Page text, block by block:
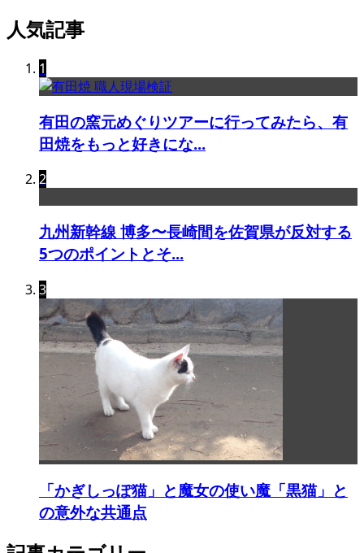
人気記事
1
有田の窯元めぐりツアーに行ってみたら、有
田焼をもっと好きにな...
2
九州新幹線 博多〜長崎間を佐賀県が反対する
5つのポイントとそ...
3
「かぎしっぽ猫」と魔女の使い魔「黒猫」と
の意外な共通点